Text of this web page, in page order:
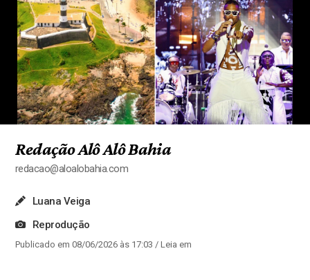
Redação Alô Alô Bahia
redacao@aloalobahia.com
Luana Veiga
Reprodução
Publicado em 08/06/2026 às 17:03 / Leia em